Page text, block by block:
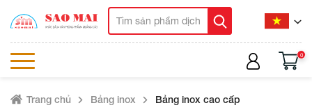
0
Trang chủ Bảng inox Bảng inox cao cấp